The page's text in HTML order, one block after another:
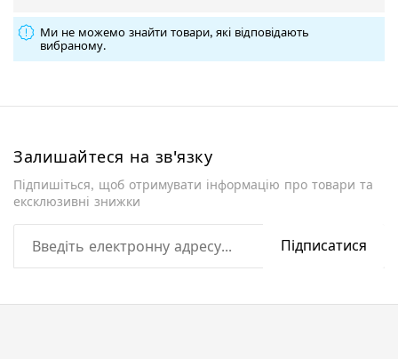
Ми не можемо знайти товари, які відповідають
вибраному.
Залишайтеся на зв'язку
Підпишіться, щоб отримувати інформацію про товари та
ексклюзивні знижки
Підписатися